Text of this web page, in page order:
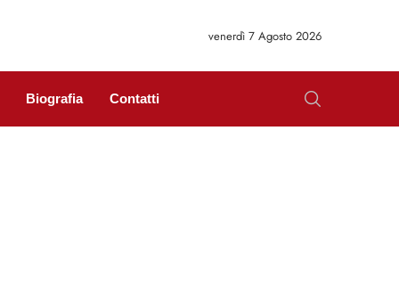
venerdì 7 Agosto 2026
Biografia Contatti